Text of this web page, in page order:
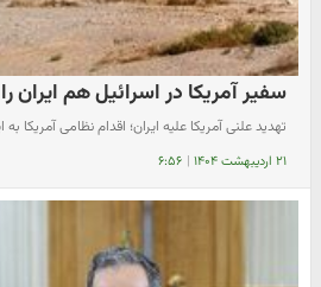
سفیر آمریکا در اسرائیل هم ایران
تهدید علنی آمریکا علیه ایران؛ اقدام نظامی آمریکا
۲۱ اردیبهشت ۱۴۰۴ | ۶:۵۶